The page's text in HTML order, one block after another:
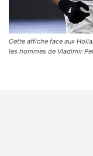
Cette affiche face aux
les hommes de Vladimir